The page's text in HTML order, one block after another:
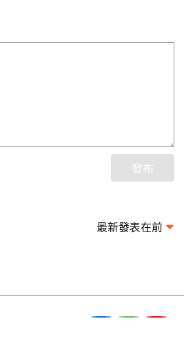
發布
最新發表在前